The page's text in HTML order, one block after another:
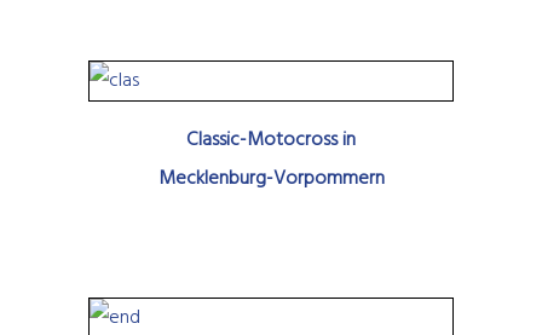
Classic-Motocross in
Mecklenburg-Vorpommern